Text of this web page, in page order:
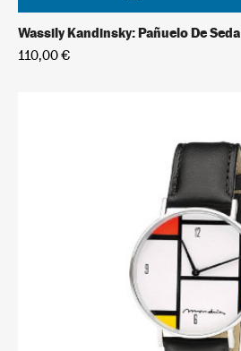
Wassily Kandinsky: Pañuelo De Seda
110,00 €